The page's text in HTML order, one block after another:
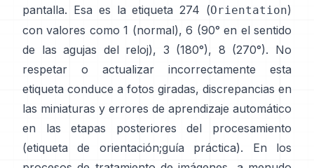
pantalla. Esa es la etiqueta 274 (Orientation)
con valores como 1 (normal), 6 (90° en el sentido
de las agujas del reloj), 3 (180°), 8 (270°). No
respetar o actualizar incorrectamente esta
etiqueta conduce a fotos giradas, discrepancias en
las miniaturas y errores de aprendizaje automático
en las etapas posteriores del procesamiento
(etiqueta de orientación;guía práctica). En los